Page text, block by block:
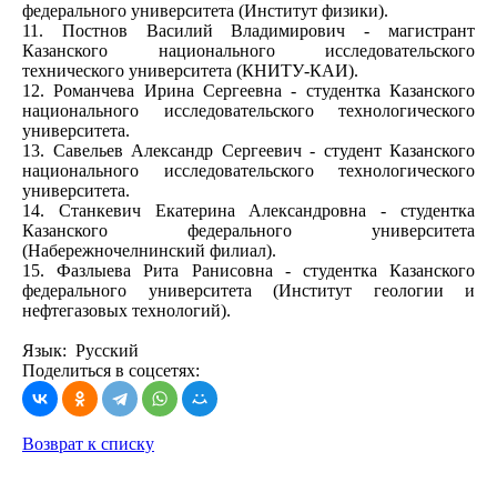
федерального университета (Институт физики).
11. Постнов Василий Владимирович - магистрант
Казанского национального исследовательского
технического университета (КНИТУ-КАИ).
12. Романчева Ирина Сергеевна - студентка Казанского
национального исследовательского технологического
университета.
13. Савельев Александр Сергеевич - студент Казанского
национального исследовательского технологического
университета.
14. Станкевич Екатерина Александровна - студентка
Казанского федерального университета
(Набережночелнинский филиал).
15. Фазлыева Рита Ранисовна - студентка Казанского
федерального университета (Институт геологии и
нефтегазовых технологий).
Язык: Русский
Поделиться в соцсетях:
Возврат к списку